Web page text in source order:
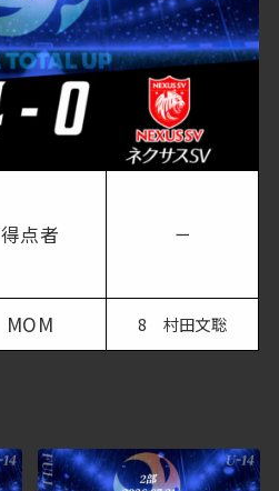
得点者 ー
MOM 8 村田文聡